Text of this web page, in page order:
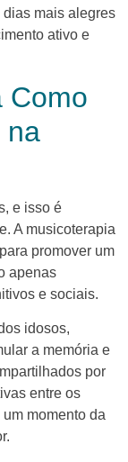
mais alegres
ativo e
Como
na
e isso é
A musicoterapia
promover um
apenas
e sociais.
idosos,
a memória e
por
entre os
momento da